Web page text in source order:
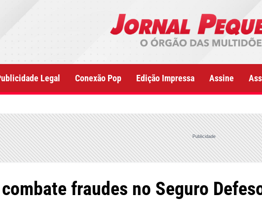
Legal Conexão Pop Edição Impressa Assine
Publicidade
combate fraudes no Seguro